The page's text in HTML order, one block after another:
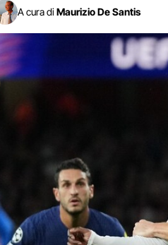
A cura di Maurizio De Santis